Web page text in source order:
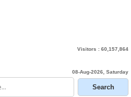
Visitors : 60,157,864
08-Aug-2026, Saturday